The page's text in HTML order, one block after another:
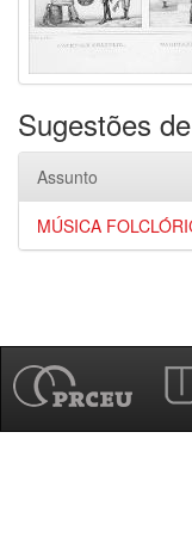
Sugestões
Assunto
MÚSICA